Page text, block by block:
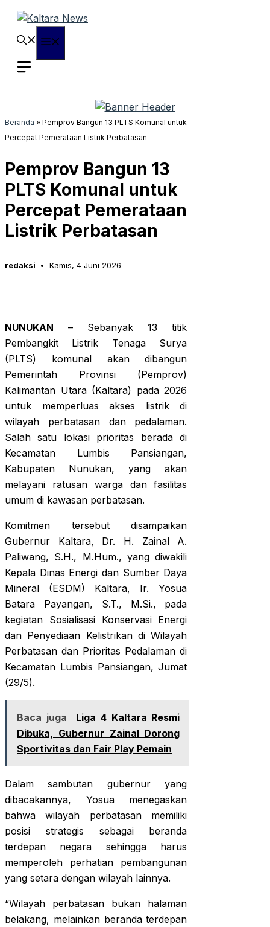
Langsung
Beranda » Pemprov Bangun 13 PLTS Komunal untuk
Percepat Pemerataan Listrik Perbatasan
Pemprov Bangun 13
PLTS Komunal untuk
Percepat Pemerataan
Listrik Perbatasan
redaksi Kamis, 4 Juni 2026
NUNUKAN – Sebanyak 13 titik
Pembangkit Listrik Tenaga Surya
(PLTS) komunal akan dibangun
Pemerintah Provinsi (Pemprov)
Kalimantan Utara (Kaltara) pada 2026
untuk memperluas akses listrik di
wilayah perbatasan dan pedalaman.
Salah satu lokasi prioritas berada di
Kecamatan Lumbis Pansiangan,
Kabupaten Nunukan, yang akan
melayani ratusan warga dan fasilitas
umum di kawasan perbatasan.
Komitmen tersebut disampaikan
Gubernur Kaltara, Dr. H. Zainal A.
Paliwang, S.H., M.Hum., yang diwakili
Kepala Dinas Energi dan Sumber Daya
Mineral (ESDM) Kaltara, Ir. Yosua
Batara Payangan, S.T., M.Si., pada
kegiatan Sosialisasi Konservasi Energi
dan Penyediaan Kelistrikan di Wilayah
Perbatasan dan Prioritas Pedalaman di
Kecamatan Lumbis Pansiangan, Jumat
(29/5).
Baca juga
Liga 4 Kaltara Resmi
Dibuka, Gubernur Zainal Dorong
Sportivitas dan Fair Play Pemain
Dalam sambutan gubernur yang
dibacakannya, Yosua menegaskan
bahwa wilayah perbatasan memiliki
posisi strategis sebagai beranda
terdepan negara sehingga harus
memperoleh perhatian pembangunan
yang setara dengan wilayah lainnya.
“Wilayah perbatasan bukan halaman
belakang, melainkan beranda terdepan